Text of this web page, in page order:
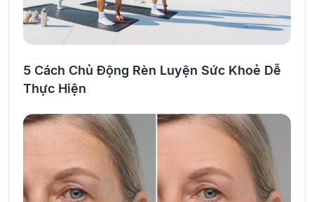
5 Cách Chủ Động Rèn Luyện Sức Khoẻ Dễ
Thực Hiện